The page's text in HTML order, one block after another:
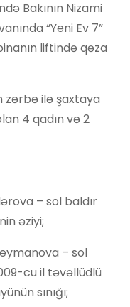
Bakının Nizami
“Yeni Ev 7”
liftində qəza
ilə şaxtaya
4 qadın və 2
– sol baldır
əziyi;
– sol
cu il təvəllüdlü
sınığı;